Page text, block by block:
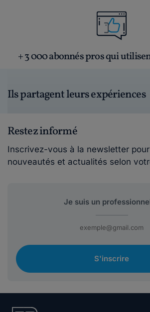
+ 3 000 abonnés pros qui
Ils partagent leurs expériences
Restez informé
Inscrivez-vous à la newsletter
nouveautés et actualités selon
S'inscrire